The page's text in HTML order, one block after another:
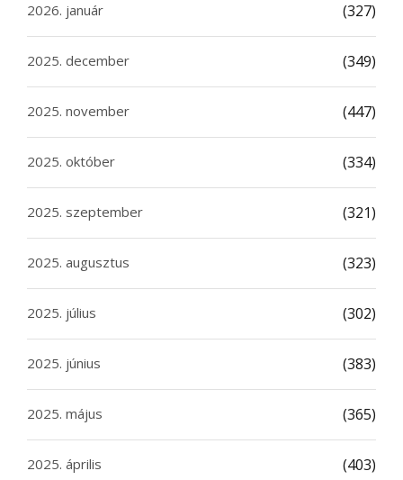
2026. január (327)
2025. december (349)
2025. november (447)
2025. október (334)
2025. szeptember (321)
2025. augusztus (323)
2025. július (302)
2025. június (383)
2025. május (365)
2025. április (403)